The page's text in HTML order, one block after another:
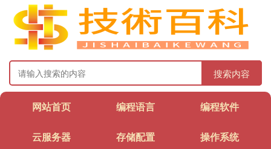
搜索内容
网站首页 编程语言 编程软件
云服务器 存储配置 操作系统